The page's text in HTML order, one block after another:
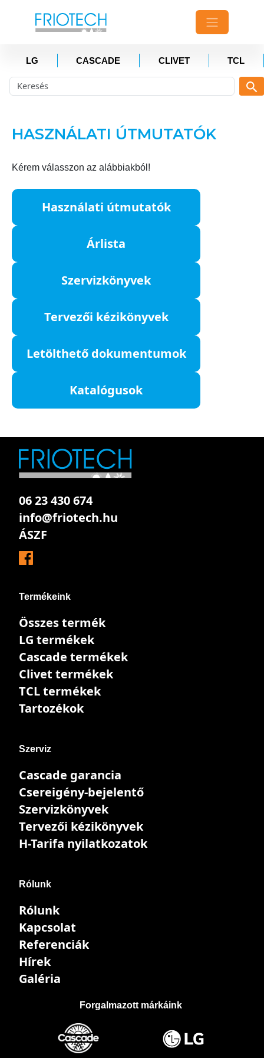
LG CASCADE CLIVET TCL
HASZNÁLATI ÚTMUTATÓK
Kérem válasszon az alábbiakból!
Használati útmutatók
Árlista
Szervizkönyvek
Tervezői kézikönyvek
Letölthető dokumentumok
Katalógusok
06 23 430 674
info@friotech.hu
ÁSZF
Termékeink
Összes termék
LG termékek
Cascade termékek
Clivet termékek
TCL termékek
Tartozékok
Szerviz
Cascade garancia
Csereigény-bejelentő
Szervizkönyvek
Tervezői kézikönyvek
H-Tarifa nyilatkozatok
Rólunk
Rólunk
Kapcsolat
Referenciák
Hírek
Galéria
Forgalmazott márkáink